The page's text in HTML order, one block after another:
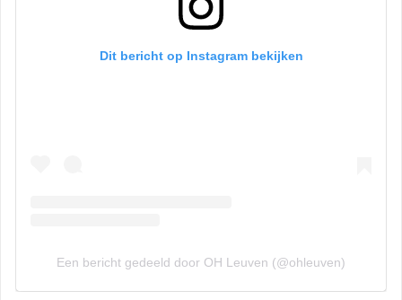
Dit bericht op Instagram bekijken
Een bericht gedeeld door OH Leuven (@ohleuven)